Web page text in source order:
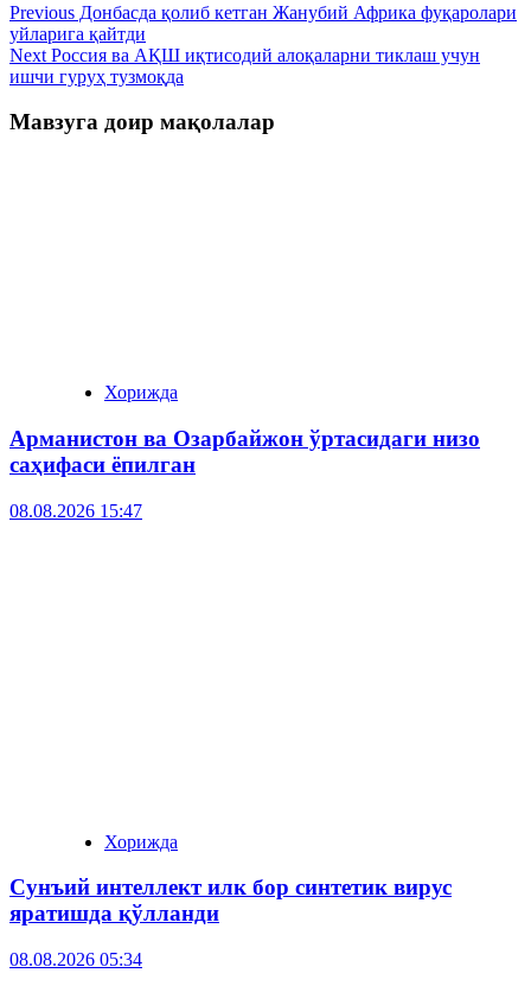
Previous Донбасда қолиб кетган Жанубий Африка фуқаролари
уйларига қайтди
Next Россия ва АҚШ иқтисодий алоқаларни тиклаш учун
ишчи гуруҳ тузмоқда
Мавзуга доир мақолалар
Хорижда
Арманистон ва Озарбайжон ўртасидаги низо
саҳифаси ёпилган
08.08.2026 15:47
Хорижда
Сунъий интеллект илк бор синтетик вирус
яратишда қўлланди
08.08.2026 05:34